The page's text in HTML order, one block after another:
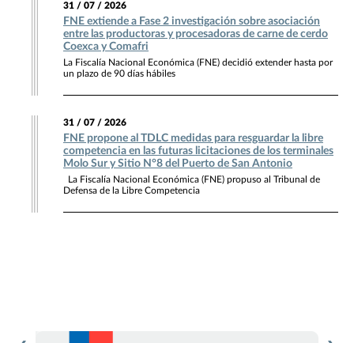
31 / 07 / 2026
FNE extiende a Fase 2 investigación sobre asociación
entre las productoras y procesadoras de carne de cerdo
Coexca y Comafri
La Fiscalía Nacional Económica (FNE) decidió extender hasta por
un plazo de 90 días hábiles
31 / 07 / 2026
FNE propone al TDLC medidas para resguardar la libre
competencia en las futuras licitaciones de los terminales
Molo Sur y Sitio N°8 del Puerto de San Antonio
La Fiscalía Nacional Económica (FNE) propuso al Tribunal de
Defensa de la Libre Competencia